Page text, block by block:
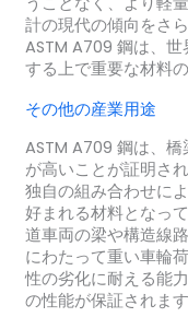
計の現代の傾向をさ
ASTM A709 鋼は、
する上で重要な材料
その他の産業用途
ASTM A709 鋼は、
が高いことが証明さ
独自の組み合わせに
好まれる材料となっ
道車両の梁や構造線
にわたって重い車輪
性の劣化に耐える能
の性能が保証されま